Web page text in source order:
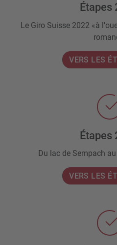
Étapes
Le Giro Suisse 2022 «à
VERS LES
Étapes
Du lac de Sempach
VERS LES